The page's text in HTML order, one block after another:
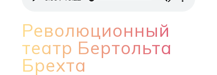
Революционный
театр Бертольта
Брехта